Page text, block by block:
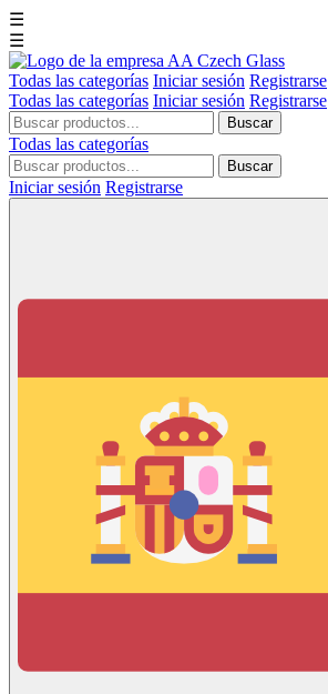
☰
☰
Todas las categorías Iniciar sesión Registrarse
Todas las categorías Iniciar sesión Registrarse
Buscar
Todas las categorías
Buscar
Iniciar sesión Registrarse